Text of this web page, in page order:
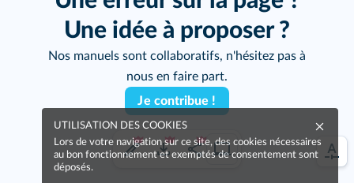
Une idée à proposer ?
Nos manuels sont collaboratifs, n'hésitez pas à
nous en faire part.
Je contribue !
UTILISATION DES COOKIES
Lors de votre navigation sur ce site, des cookies nécessaires
au bon fonctionnement et exemptés de consentement sont
déposés.